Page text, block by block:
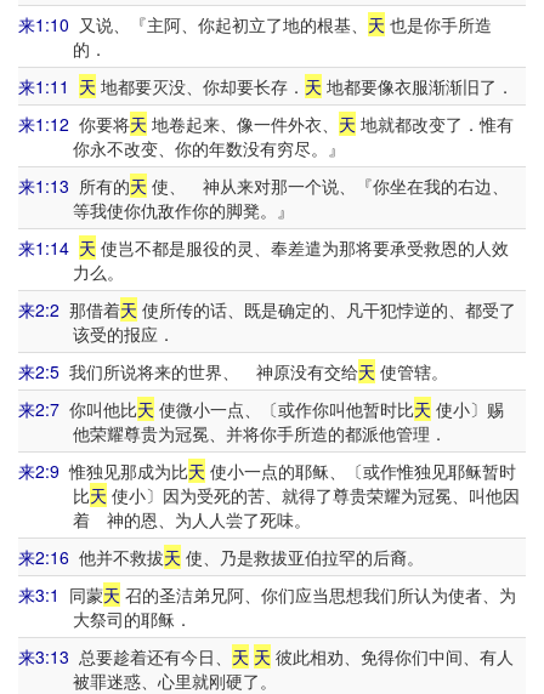
来1:10 又说、『主阿、你起初立了地的根基、 天 也是你手所造
的．
来1:11 天 地都要灭没、你却要长存． 天 地都要像衣服渐渐旧了．
来1:12 你要将天 地卷起来、像一件外衣、 天 地就都改变了．惟有
你永不改变、你的年数没有穷尽。』
来1:13 所有的天 使、 神从来对那一个说、『你坐在我的右边、
等我使你仇敌作你的脚凳。』
来1:14 天 使岂不都是服役的灵、奉差遣为那将要承受救恩的人效
力么。
来2:2 那借着天 使所传的话、既是确定的、凡干犯悖逆的、都受了
该受的报应．
来2:5 我们所说将来的世界、 神原没有交给天 使管辖。
来2:7 你叫他比天 使微小一点、〔或作你叫他暂时比天 使小〕赐
他荣耀尊贵为冠冕、并将你手所造的都派他管理．
来2:9 惟独见那成为比天 使小一点的耶稣、〔或作惟独见耶稣暂时
比天 使小〕因为受死的苦、就得了尊贵荣耀为冠冕、叫他因
着 神的恩、为人人尝了死味。
来2:16 他并不救拔天 使、乃是救拔亚伯拉罕的后裔。
来3:1 同蒙天 召的圣洁弟兄阿、你们应当思想我们所认为使者、为
大祭司的耶稣．
来3:13 总要趁着还有今日、 天 天 彼此相劝、免得你们中间、有人
被罪迷惑、心里就刚硬了。